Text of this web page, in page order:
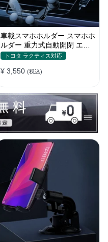
車載スマホホルダー スマホホ
ルダー 重力式自動開閉 エア
コン吹き出し口用 シンプル
トヨタ ラクティス対応
¥ 3,550 (税込)